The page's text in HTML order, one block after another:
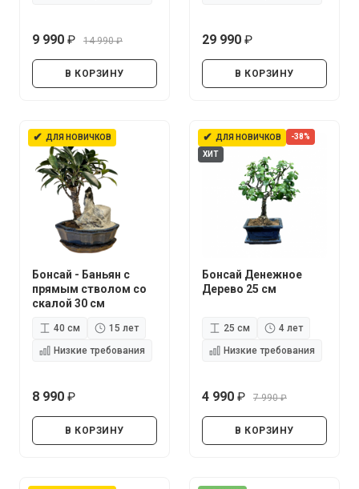
9 990
14 990
В КОРЗИНУ
29 990
В КОРЗИНУ
✔ ДЛЯ НОВИЧКОВ
Бонсай - Баньян с
прямым стволом со
скалой 30 см
40 см
15 лет
Низкие требования
8 990
В КОРЗИНУ
✔ ДЛЯ НОВИЧКОВ
-38%
ХИТ
Бонсай Денежное
Дерево 25 см
25 см
4 лет
Низкие требования
4 990
7 990
В КОРЗИНУ